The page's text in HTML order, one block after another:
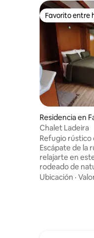
Favorito entre
Favorito entre
Residencia en
Chalet Ladeira
Refugio rústico
Escápate de la
relajarte en
rodeado de
exuberante
diseñado para
comodidad y
Ubicación ·